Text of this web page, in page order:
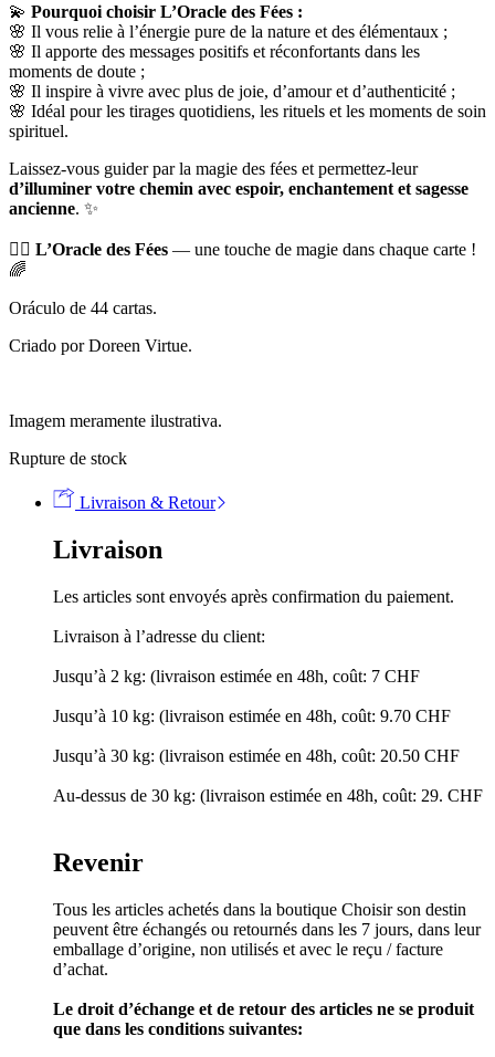
💫 Pourquoi choisir L’Oracle des Fées :
🌸 Il vous relie à l’énergie pure de la nature et des élémentaux ;
🌸 Il apporte des messages positifs et réconfortants dans les
moments de doute ;
🌸 Il inspire à vivre avec plus de joie, d’amour et d’authenticité ;
🌸 Idéal pour les tirages quotidiens, les rituels et les moments de soin
spirituel.
Laissez-vous guider par la magie des fées et permettez-leur
d’illuminer votre chemin avec espoir, enchantement et sagesse
ancienne. ✨
🧚‍♀️ L’Oracle des Fées — une touche de magie dans chaque carte !
🌈
Oráculo de 44 cartas.
Criado por Doreen Virtue.
Imagem meramente ilustrativa.
Rupture de stock
Livraison & Retour
Livraison
Les articles sont envoyés après confirmation du paiement.
Livraison à l’adresse du client:
Jusqu’à 2 kg: (livraison estimée en 48h, coût: 7 CHF
Jusqu’à 10 kg: (livraison estimée en 48h, coût: 9.70 CHF
Jusqu’à 30 kg: (livraison estimée en 48h, coût: 20.50 CHF
Au-dessus de 30 kg: (livraison estimée en 48h, coût: 29. CHF
Revenir
Tous les articles achetés dans la boutique Choisir son destin
peuvent être échangés ou retournés dans les 7 jours, dans leur
emballage d’origine, non utilisés et avec le reçu / facture
d’achat.
Le droit d’échange et de retour des articles ne se produit
que dans les conditions suivantes: